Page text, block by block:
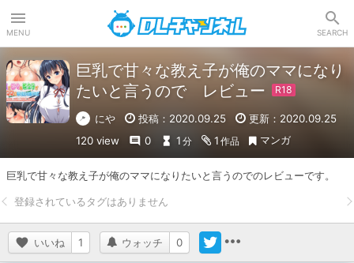
MENU SEARCH
巨乳で甘々な教え子が俺のママになり
たいと言うので レビュー
にや 投稿：2020.09.25
更新：2020.09.25
120 view
0 1 分 1 作品 マンガ
巨乳で甘々な教え子が俺のママになりたいと言うのでのレビューです。
いいね 1 ウォッチ 0